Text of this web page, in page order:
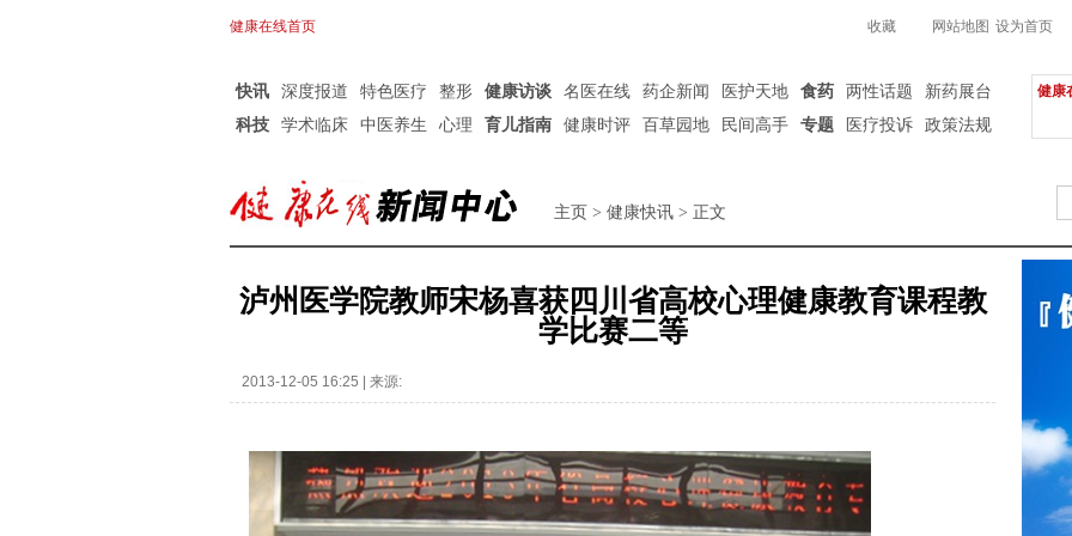
健康在线首页 收藏 网站地图 设为首页
快讯 深度报道 特色医疗 整形 健康访谈 名医在线 药企新闻 医护天地 食药 两性话题
新药展台
科技
学术临床 中医养生 心理 育儿指南 健康时评 百草园地 民间高手 专题 医疗投诉 政策法规
健康
主页 > 健康快讯 > 正文
泸州医学院教师宋杨喜获四川省高校心理健康教育课程教
学比赛二等
2013-12-05 16:25 | 来源: